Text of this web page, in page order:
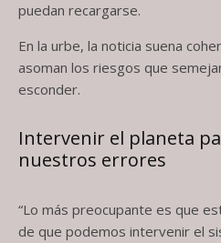
puedan recargarse.
En la urbe, la noticia suena
asoman los riesgos que
esconder.
Intervenir el planeta
nuestros errores
“Lo más preocupante es que
de que podemos intervenir el